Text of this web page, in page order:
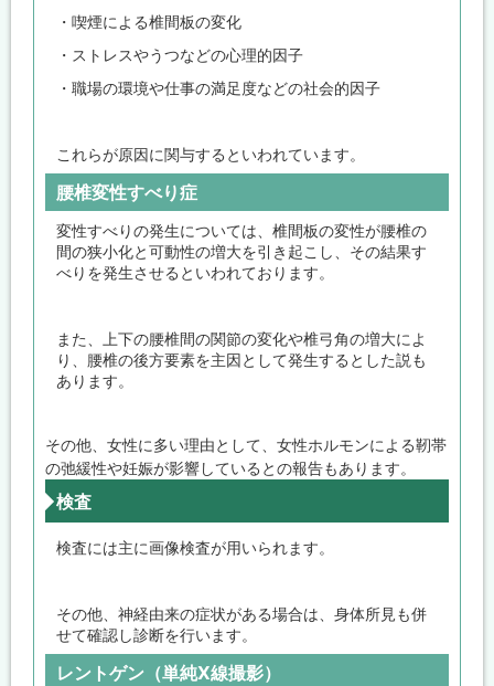
・喫煙による椎間板の変化
・ストレスやうつなどの心理的因子
・職場の環境や仕事の満足度などの社会的因子
これらが原因に関与するといわれています。
腰椎変性すべり症
変性すべりの発生については、椎間板の変性が腰椎の
間の狭小化と可動性の増大を引き起こし、その結果す
べりを発生させるといわれております。
また、上下の腰椎間の関節の変化や椎弓角の増大によ
り、腰椎の後方要素を主因として発生するとした説も
あります。
その他、女性に多い理由として、女性ホルモンによる靭帯
の弛緩性や妊娠が影響しているとの報告もあります。
検査
検査には主に画像検査が用いられます。
その他、神経由来の症状がある場合は、身体所見も併
せて確認し診断を行います。
レントゲン（単純X線撮影）